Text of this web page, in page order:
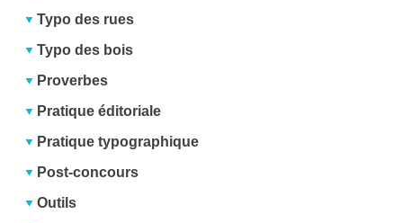
Typo des rues
Typo des bois
Proverbes
Pratique éditoriale
Pratique typographique
Post-concours
Outils